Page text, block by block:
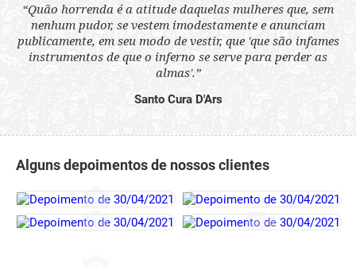
“Quão horrenda é a atitude daquelas mulheres que, sem
nenhum pudor, se vestem imodestamente e anunciam
publicamente, em seu modo de vestir, que 'que são infames
instrumentos de que o inferno se serve para perder as
almas'.”
Santo Cura D'Ars
Alguns depoimentos de nossos clientes